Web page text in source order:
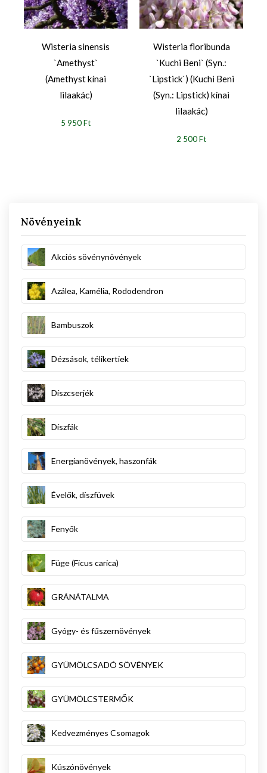
Növényeink
Akciós sövénynövények
Azálea, Kamélia, Rododendron
Bambuszok
Dézsások, télikertiek
Díszcserjék
Díszfák
Energianövények, haszonfák
Évelők, díszfüvek
Fenyők
Füge (Ficus carica)
GRÁNÁTALMA
Gyógy- és fűszernövények
GYÜMÖLCSADÓ SÖVÉNYEK
GYÜMÖLCSTERMŐK
Kedvezményes Csomagok
Kúszónövények
Wisteria sinensis
`Amethyst`
(Amethyst kínai
lilaakác)
5 950 Ft
Wisteria floribunda
`Kuchi Beni` (Syn.:
`Lipstick`) (Kuchi Beni
(Syn.: Lipstick) kínai
lilaakác)
2 500 Ft